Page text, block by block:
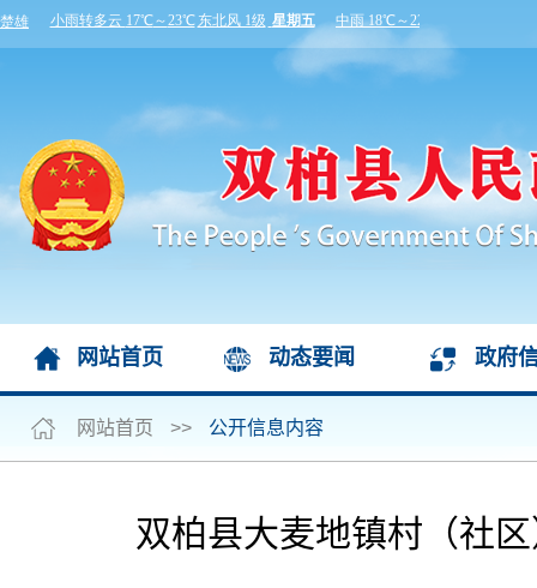
网站首页 动态要闻 政府
网站首页 >> 公开信息内容
双柏县大麦地镇村（社